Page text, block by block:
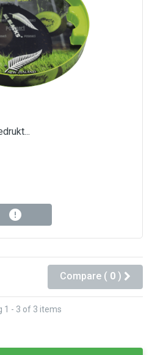
Compare ( 0 )
1 - 3 of 3 items